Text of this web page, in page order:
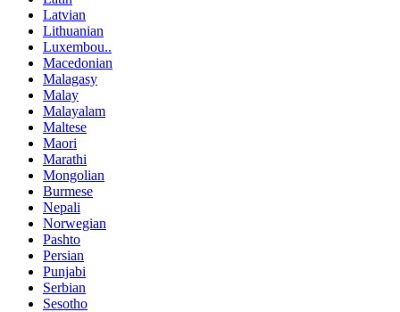
Latvian
Lithuanian
Luxembou..
Macedonian
Malagasy
Malay
Malayalam
Maltese
Maori
Marathi
Mongolian
Burmese
Nepali
Norwegian
Pashto
Persian
Punjabi
Serbian
Sesotho